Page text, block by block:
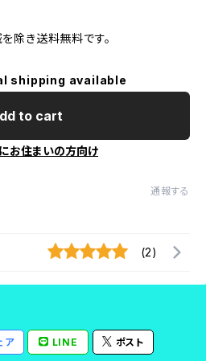
除き送料無料です。
shipping available
to cart
お住まいの方向け
通報する
(2)
ア LINE ポスト